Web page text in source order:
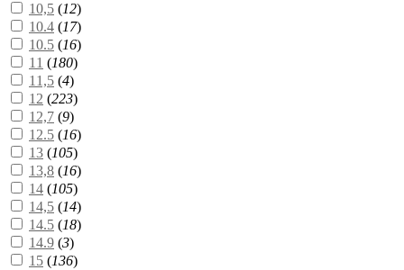
10,5 (12)
10.4 (17)
10.5 (16)
11 (180)
11,5 (4)
12 (223)
12,7 (9)
12.5 (16)
13 (105)
13,8 (16)
14 (105)
14,5 (14)
14.5 (18)
14.9 (3)
15 (136)